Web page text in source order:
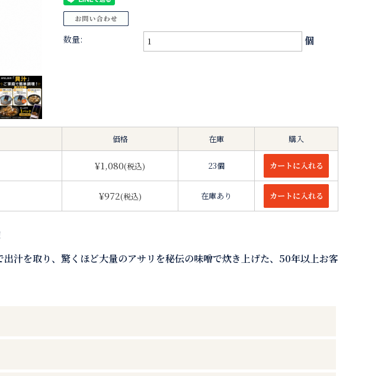
数量: 個
価格 在庫 購入
¥1,080(税込) 23個
¥972(税込) 在庫あり
汁を取り、驚くほど大量のアサリを秘伝の味噌で炊き上げた、50年以上お客